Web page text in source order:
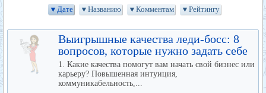
▼Дате
▼Названию ▼Комментам ▼Рейтингу
Выигрышные качества леди-босс: 8
вопросов, которые нужно задать себе
1. Какие качества помогут вам начать свой бизнес или
карьеру? Повышенная интуиция,
коммуникабельность,...